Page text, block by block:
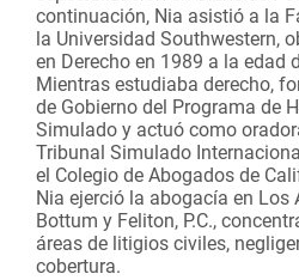
continuación, Nia asistió a la
la Universidad Southwestern,
en Derecho en 1989 a la edad
Mientras estudiaba derecho,
de Gobierno del Programa de
Simulado y actuó como
Tribunal Simulado
el Colegio de Abogados de
Nia ejerció la abogacía en Los
Bottum y Feliton, P.C.,
áreas de litigios civiles,
cobertura.